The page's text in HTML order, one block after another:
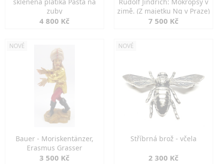
zuby
4 800 Kč
zimě. (Z majetku Ng v Praze)
7 500 Kč
NOVÉ
Bauer - Moriskentänzer,
Erasmus Grasser
3 500 Kč
NOVÉ
Stříbrná brož - včela
2 300 Kč